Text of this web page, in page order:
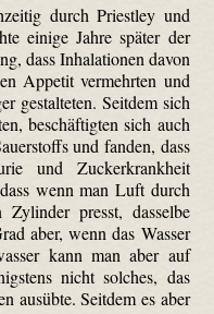
durch Priestley und
einige Jahre später der
dass Inhalationen davon
Appetit vermehrten und
gestalteten. Seitdem sich
beschäftigten sich auch
und fanden, dass
und Zuckerkrankheit
wenn man Luft durch
presst, dasselbe
aber, wenn das Wasser
kann man aber auf
nicht solches, das
ausübte.Seitdem es aber